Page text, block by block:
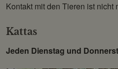
Kontakt mit den Tieren ist nicht
Kattas
Jeden Dienstag und